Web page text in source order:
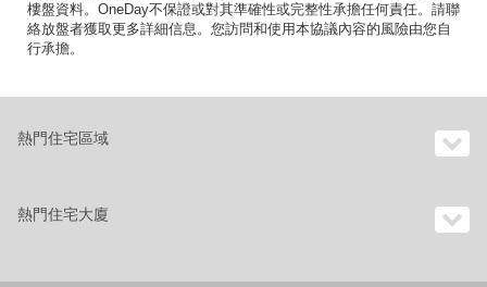
樓盤資料。OneDay不保證或對其準確性或完整性承擔任何責任。請聯
絡放盤者獲取更多詳細信息。您訪問和使用本協議內容的風險由您自
行承擔。
熱門住宅區域
熱門住宅大廈